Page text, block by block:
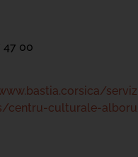
47 00
centru-culturale-